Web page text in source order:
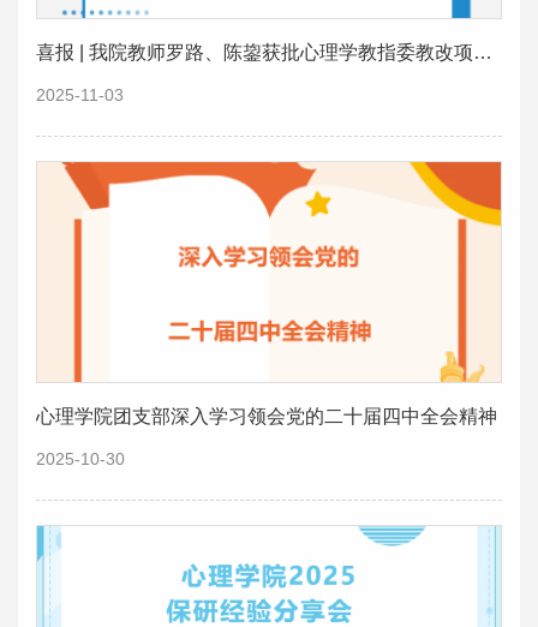
喜报 | 我院教师罗路、陈鋆获批心理学教指委教改项目立项
2025-11-03
心理学院团支部深入学习领会党的二十届四中全会精神
2025-10-30